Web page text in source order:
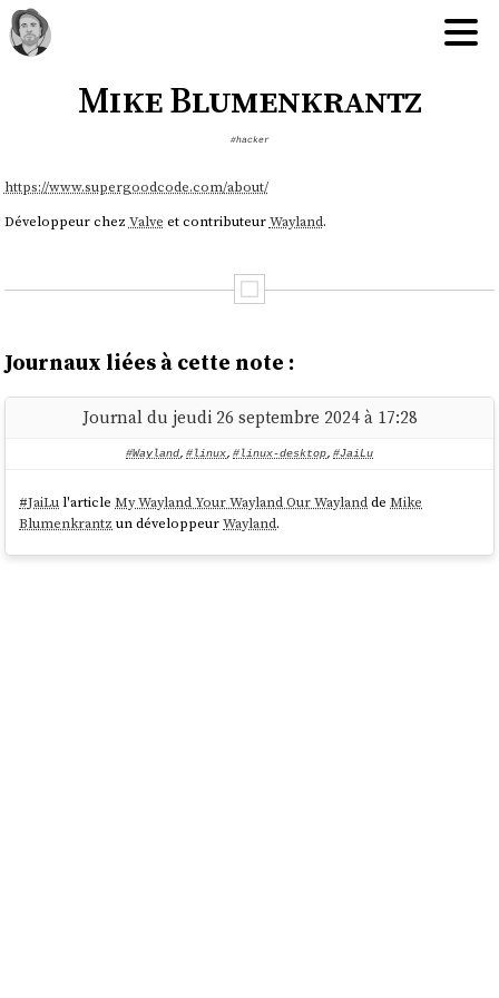
Mike Blumenkrantz
#hacker
https://www.supergoodcode.com/about/
Développeur chez Valve et contributeurWayland.
Journaux liées à cette note :
Journal du jeudi 26 septembre 2024 à 17:28
#Wayland, #linux, #linux-desktop, #JaiLu
#JaiLul'articleMy Wayland Your Wayland Our WaylanddeMike
Blumenkrantz un développeurWayland.